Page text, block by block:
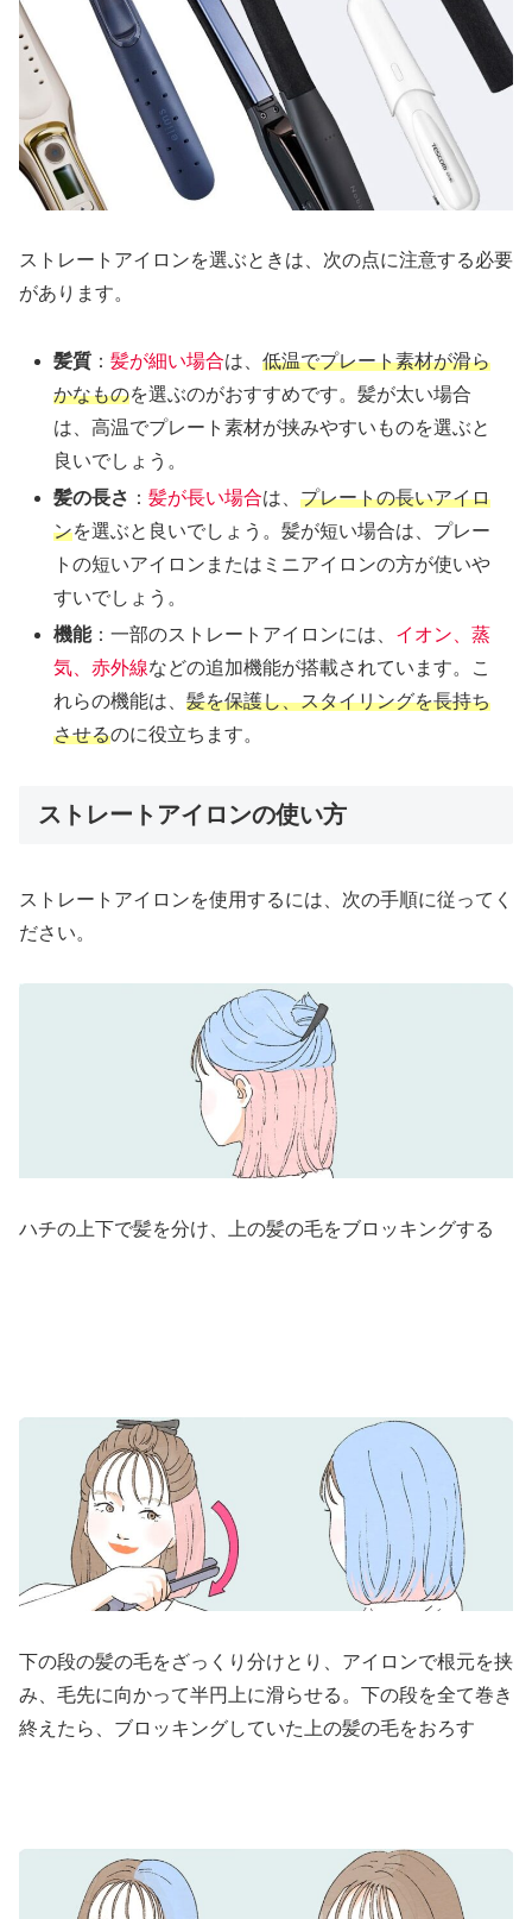
ストレートアイロンを選ぶときは、次の点に注意する必要
があります。
髪質 ：髪が細い場合は、低温でプレート素材が滑ら
かなものを選ぶのがおすすめです。髪が太い場合
は、高温でプレート素材が挟みやすいものを選ぶと
良いでしょう。
髪の長さ ：髪が長い場合は、プレートの長いアイロ
ンを選ぶと良いでしょう。髪が短い場合は、プレー
トの短いアイロンまたはミニアイロンの方が使いや
すいでしょう。
機能：一部のストレートアイロンには、 イオン、蒸
気、赤外線などの追加機能が搭載されています。こ
れらの機能は、髪を保護し、スタイリングを長持ち
させるのに役立ちます。
ストレートアイロンの使い方
ストレートアイロンを使用するには、次の手順に従ってく
ださい。
ハチの上下で髪を分け、上の髪の毛をブロッキングする
下の段の髪の毛をざっくり分けとり、アイロンで根元を挟
み、毛先に向かって半円上に滑らせる。下の段を全て巻き
終えたら、ブロッキングしていた上の髪の毛をおろす